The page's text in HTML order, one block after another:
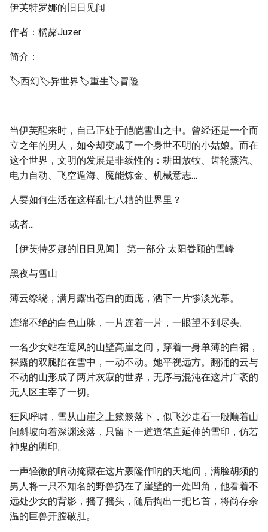
伊芙特罗娜的旧日见闻
作者：橘赭Juzer
简介：
🏷️西幻🏷️异世界🏷️重生🏷️冒险
当伊芙醒来时，自己正处于皑皑雪山之中。曾经还是一个而
立之年的男人，如今却变成了一个身世不明的小姑娘。而在
这个世界，文明的发展是非线性的：耕田放牧、齿轮蒸汽、
电力自动、飞空遁海、魔能炼金、机械意志…
人要如何生活在这样乱七八糟的世界里？
或者...
【伊芙特罗娜的旧日见闻】 第一部分 太阳眷顾的雪峰
黑夜与雪山
薄云缭绕，满月露出苍白的面庞，洒下一片惨淡光幕。
连绵不绝的白色山脉，一片连着一片，一眼望不到尽头。
一名少女站在遮风的山壁高崖之间，穿着一身单薄的白裙，
裸露的双腿陷在雪中，一动不动。她平视远方。翻涌的云与
不动的山形成了两片灰寂的世界，无序与混沌在这片广袤的
无人区主宰了一切。
狂风呼啸，雪从山崖之上簌簌落下，似飞沙走石一般顺着山
间斜坡向着深渊滚落，只留下一道道笔直延伸的雪印，仿若
神鬼的脚印。
一声轻微的响动掩藏在这片轰隆作响的天地间，满脸胡须的
男人将一只不知名的野兽扔在了崖壁的一处凹角，他看着不
远处少女的背影，摇了摇头，随后掏出一把匕首，将尚存余
温的巨兽开膛破肚。